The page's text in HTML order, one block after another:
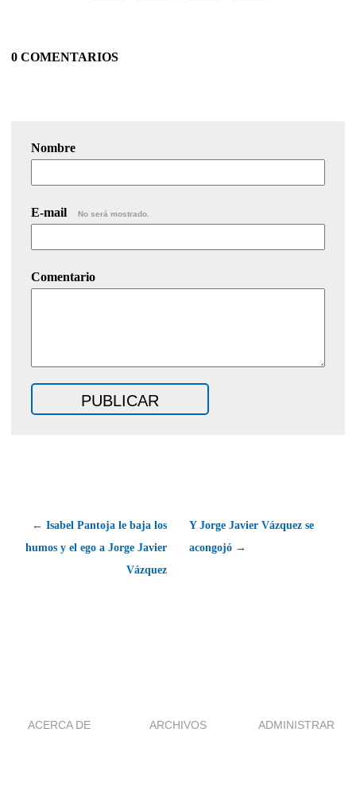
0 COMENTARIOS
Nombre
E-mail No será mostrado.
Comentario
← Isabel Pantoja le baja los
humos y el ego a Jorge Javier
Vázquez
Y Jorge Javier Vázquez se
acongojó →
ACERCA DE ARCHIVOS ADMINISTRAR